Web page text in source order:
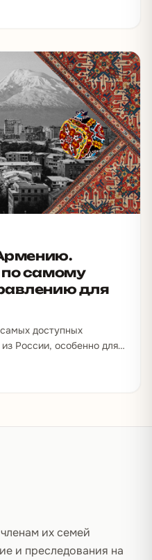
самому
для
доступных
России, особенно для
их семей
и преследования на